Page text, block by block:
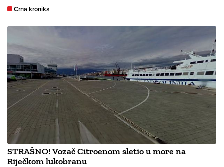
Crna kronika
STRAŠNO! Vozač Citroenom sletio u more na
Riječkom lukobranu